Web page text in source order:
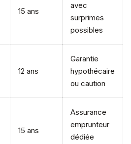
15 ans
avec
surprimes
possibles
12 ans
Garantie
hypothécaire
ou caution
15 ans
Assurance
emprunteur
dédiée